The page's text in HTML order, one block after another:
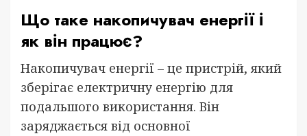
Що таке накопичувач енергії і
як він працює?
Накопичувач енергії – це пристрій, який
зберігає електричну енергію для
подальшого використання. Він
заряджається від основної